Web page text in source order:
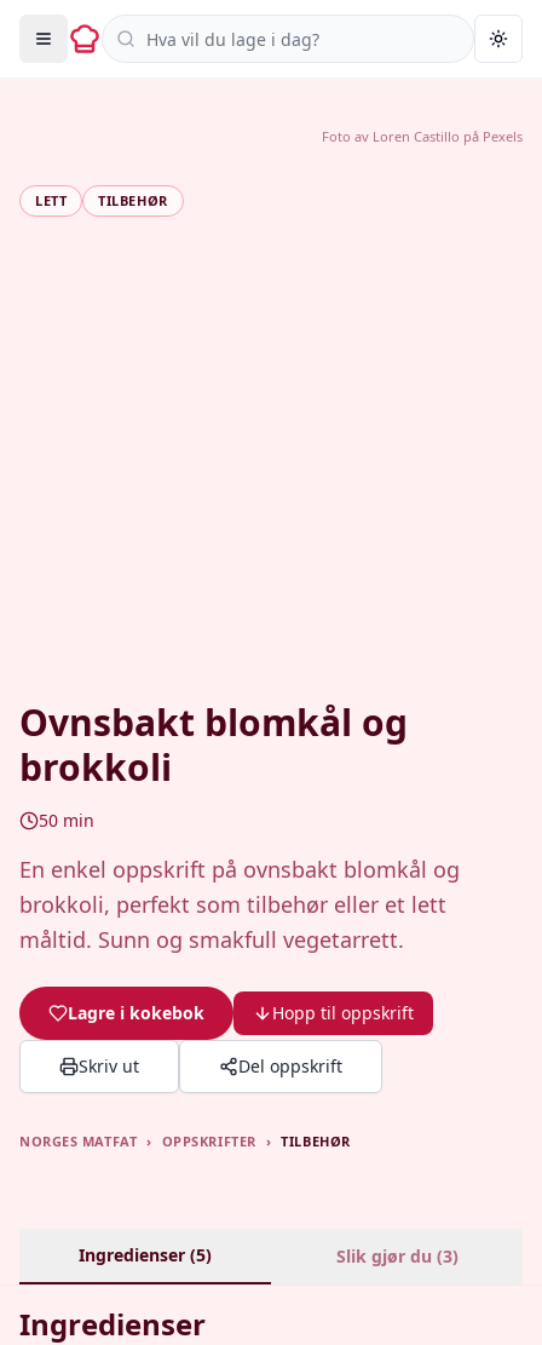
Søk i oppskrifter
LETT TILBEHØR
Ovnsbakt blomkål og
brokkoli
50 min
En enkel oppskrift på ovnsbakt blomkål og
brokkoli, perfekt som tilbehør eller et lett
måltid. Sunn og smakfull vegetarrett.
Lagre i kokebok Hopp til oppskrift
Skriv ut Del oppskrift
Foto av Loren Castillo på Pexels
NORGES MATFAT › OPPSKRIFTER › TILBEHØR
Ingredienser (5) Slik gjør du (3)
Ingredienser